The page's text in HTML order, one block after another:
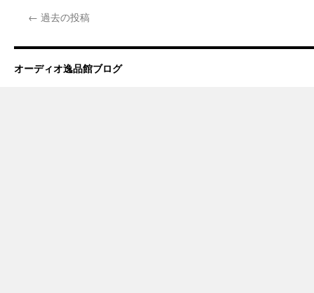
← 過去の投稿
オーディオ逸品館ブログ